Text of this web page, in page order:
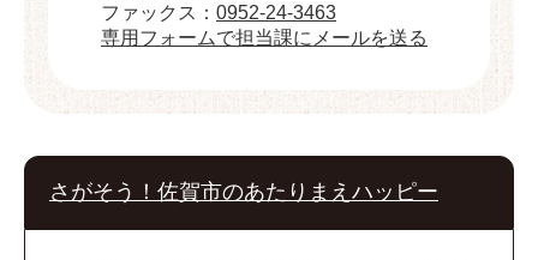
ファックス： 0952-24-3463
専用フォームで担当課にメールを送る
さがそう！佐賀市のあたりまえハッピー